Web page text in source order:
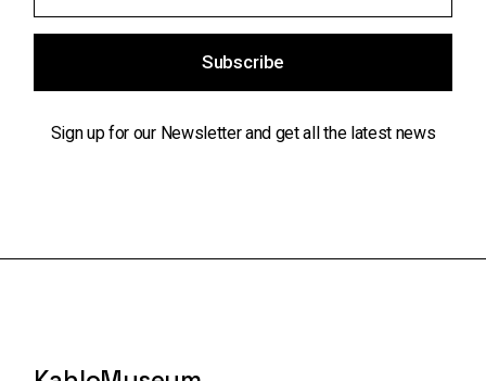
Subscribe
Sign up for our Newsletter and get all the latest news